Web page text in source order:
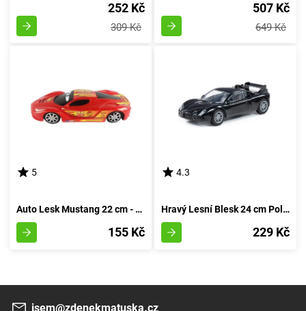
252 Kč
309 Kč
507 Kč
649 Kč
5
Auto Lesk Mustang 22 cm - rudá
155 Kč
4.3
Hravý Lesní Blesk 24 cm Polesie - rudá
229 Kč
jsem@zdenekmatuska.cz